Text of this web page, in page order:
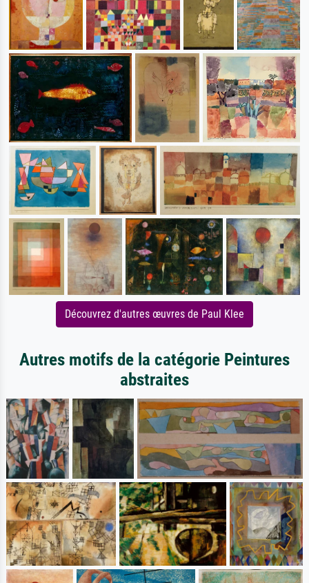
Découvrez d'autres œuvres de Paul Klee
Autres motifs de la catégorie Peintures
abstraites